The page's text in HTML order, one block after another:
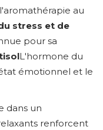
au
stress et de
pour sa
L'hormone du
émotionnel et le
dans un
renforcent